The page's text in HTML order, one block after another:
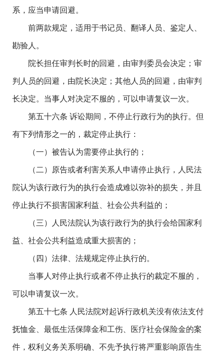
系，应当申请回避。
前两款规定，适用于书记员、翻译人员、鉴定人、
勘验人。
院长担任审判长时的回避，由审判委员会决定；审
判人员的回避，由院长决定；其他人员的回避，由审判
长决定。当事人对决定不服的，可以申请复议一次。
第五十六条 诉讼期间，不停止行政行为的执行。但
有下列情形之一的，裁定停止执行：
（一）被告认为需要停止执行的；
（二）原告或者利害关系人申请停止执行，人民法
院认为该行政行为的执行会造成难以弥补的损失，并且
停止执行不损害国家利益、社会公共利益的；
（三）人民法院认为该行政行为的执行会给国家利
益、社会公共利益造成重大损害的；
（四）法律、法规规定停止执行的。
当事人对停止执行或者不停止执行的裁定不服的，
可以申请复议一次。
第五十七条 人民法院对起诉行政机关没有依法支付
抚恤金、最低生活保障金和工伤、医疗社会保险金的案
件，权利义务关系明确、不先予执行将严重影响原告生